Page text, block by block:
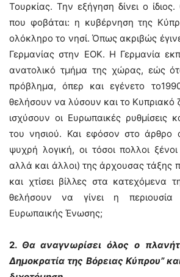
Τουρκίας. Την εξήγηση δίνει ο
που φοβάται: η κυβέρνηση της
ολόκληρο το νησί. Όπως ακριβώς
Γερμανίας στην ΕΟΚ. Η Γερμανία
ανατολικό τμήμα της χώρας, εώς
πρόβλημα, όπερ και εγένετο
θελήσουν να λύσουν και το Κυπριακό
ισχύσουν οι Ευρωπαικές ρυθμίσεις
του νησιού. Και εφόσον στο άρθρο
ψυχρή λογική, οι τόσοι πολλοι
αλλά και άλλοι) της άρχουσας τάξης
και χτίσει βίλλες στα κατεχόμενα
θελήσουν να γίνει η
Ευρωπαικής Ένωσης;
2. Θα αναγνωρίσει όλος ο
Δημοκρατία της Βόρειας Κύπρου”